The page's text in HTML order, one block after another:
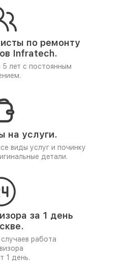
по ремонту
Infratech.
лет с постоянным
на услуги.
виды услуг и починку
детали.
за 1 день
работа
1 день.